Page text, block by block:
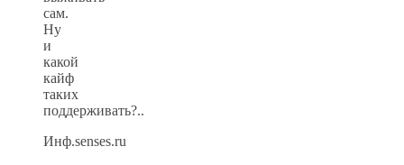
сам.
Ну
и
какой
кайф
таких
поддерживать?..
Инф.senses.ru